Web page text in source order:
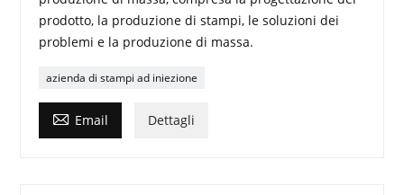
prodotto, la produzione di stampi, le soluzioni dei
problemi e la produzione di massa.
azienda di stampi ad iniezione
 Email Dettagli